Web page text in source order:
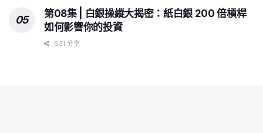
第08集 | 白銀操縱大揭密：紙白銀 200 倍槓桿
如何影響你的投資
631 分享